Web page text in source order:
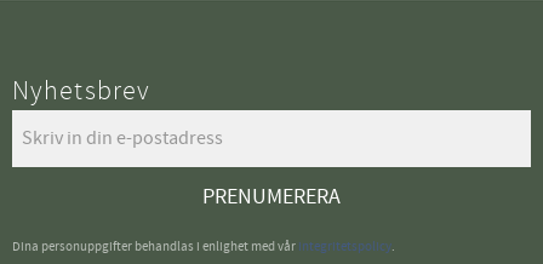
Nyhetsbrev
PRENUMERERA
Dina personuppgifter behandlas i enlighet med vår integritetspolicy.